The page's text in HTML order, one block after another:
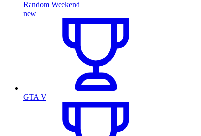
Random Weekend
new
GTA V